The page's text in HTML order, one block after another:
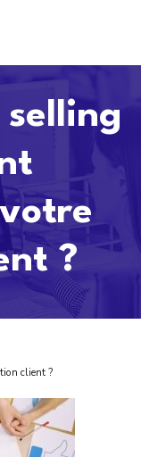
selling
?
client ?